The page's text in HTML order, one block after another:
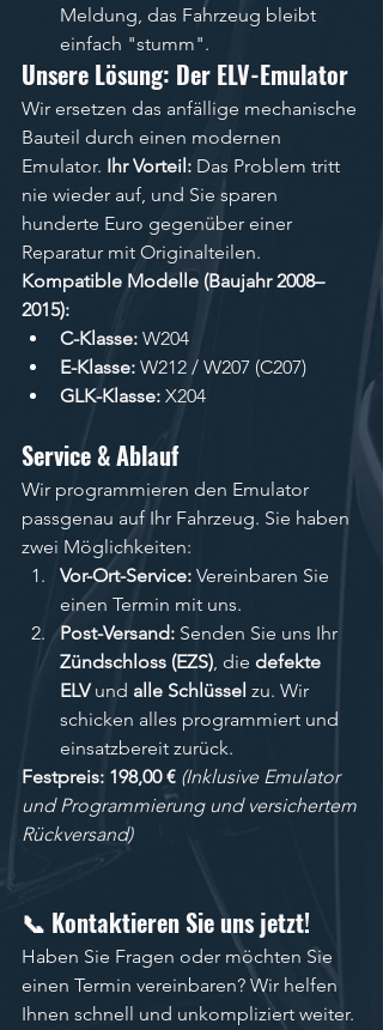
Meldung, das Fahrzeug bleibt
einfach "stumm".
Unsere Lösung: Der ELV-Emulator
Wir ersetzen das anfällige mechanische
Bauteil durch einen modernen
Emulator. Ihr Vorteil: Das Problem tritt
nie wieder auf, und Sie sparen
hunderte Euro gegenüber einer
Reparatur mit Originalteilen.
Kompatible Modelle (Baujahr 2008–
2015):
C-Klasse: W204
E-Klasse: W212 / W207 (C207)
GLK-Klasse: X204
Service & Ablauf
Wir programmieren den Emulator
passgenau auf Ihr Fahrzeug. Sie haben
zwei Möglichkeiten:
Vor-Ort-Service: Vereinbaren Sie
einen Termin mit uns.
Post-Versand: Senden Sie uns Ihr
Zündschloss (EZS), die defekte
ELV und alle Schlüssel zu. Wir
schicken alles programmiert und
einsatzbereit zurück.
Festpreis: 198,00 € (Inklusive Emulator
und Programmierung und versichertem
Rückversand)
📞 Kontaktieren Sie uns jetzt!
Haben Sie Fragen oder möchten Sie
einen Termin vereinbaren? Wir helfen
Ihnen schnell und unkompliziert weiter.